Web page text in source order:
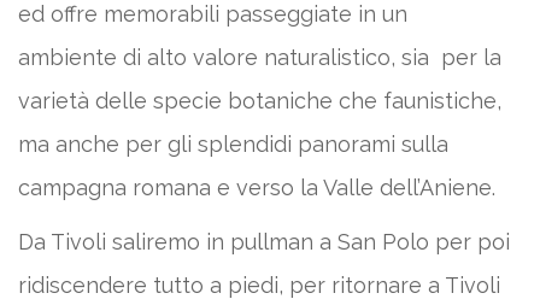
ed offre memorabili passeggiate in un
ambiente di alto valore naturalistico, sia per la
varietà delle specie botaniche che faunistiche,
ma anche per gli splendidi panorami sulla
campagna romana e verso la Valle dell’Aniene.
Da Tivoli saliremo in pullman a San Polo per poi
ridiscendere tutto a piedi, per ritornare a Tivoli